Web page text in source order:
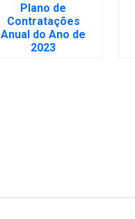
Plano de
Contratações
Anual do Ano de
2023